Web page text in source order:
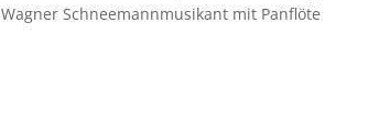
Wagner Schneemannmusikant mit Panflöte